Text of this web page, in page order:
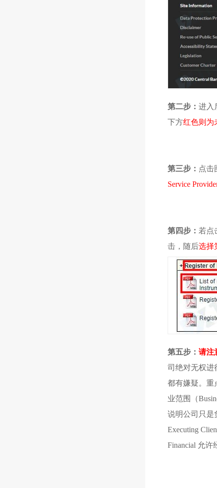
第二步： 进入
下方红色则为
第三步： 点击
Service
第四步： 若点
击，随后选择
第五步： 请注
司绝对无权进
都有嫌疑。
业范围（
说明公司只是
Executing
Financial 允